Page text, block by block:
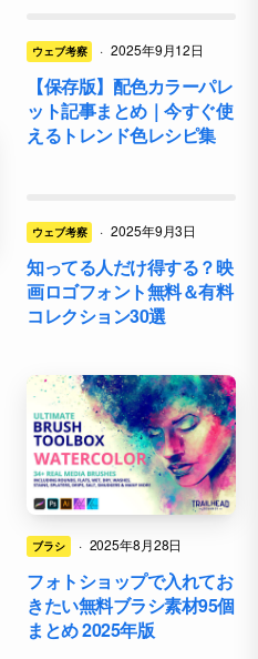
ウェブ考察 · 2025年9月12日
【保存版】配色カラーパレ
ット記事まとめ｜今すぐ使
えるトレンド色レシピ集
ウェブ考察 · 2025年9月3日
知ってる人だけ得する？映
画ロゴフォント無料＆有料
コレクション30選
ブラシ · 2025年8月28日
フォトショップで入れてお
きたい無料ブラシ素材95個
まとめ 2025年版